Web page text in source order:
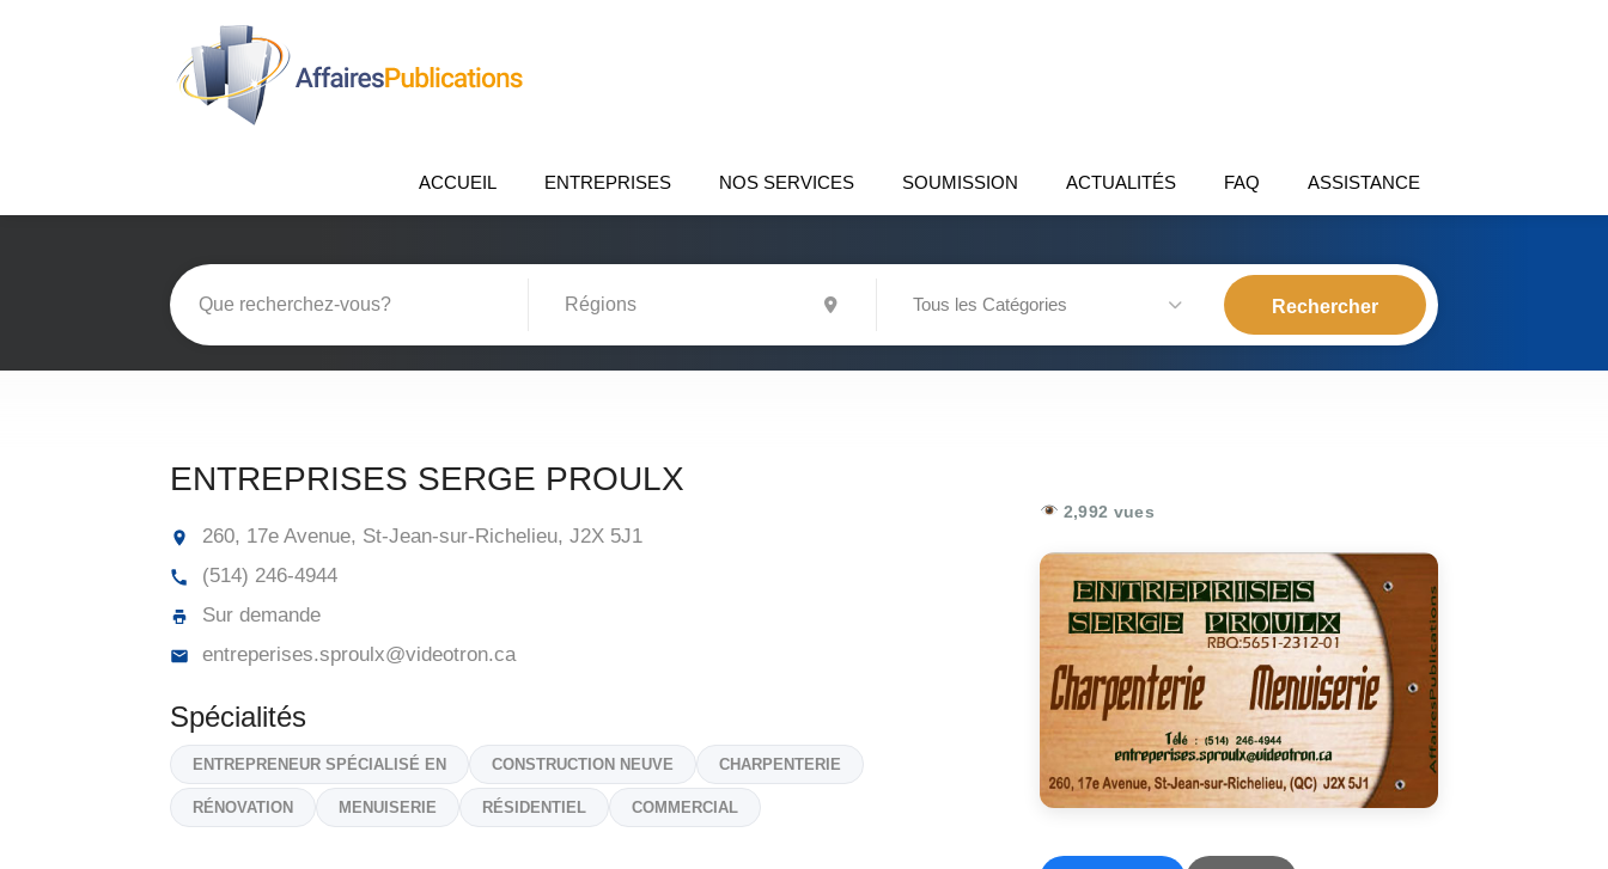
ACCUEIL ENTREPRISES NOS SERVICES SOUMISSION ACTUALITÉS FAQ ASSISTANCE
Tous les Catégories
ENTREPRISES SERGE PROULX
260, 17e Avenue, St-Jean-sur-Richelieu, J2X 5J1
(514) 246-4944
Sur demande
entreperises.sproulx@videotron.ca
Spécialités
ENTREPRENEUR SPÉCIALISÉ EN CONSTRUCTION NEUVE CHARPENTERIE
RÉNOVATION MENUISERIE RÉSIDENTIEL COMMERCIAL
2,992 vues